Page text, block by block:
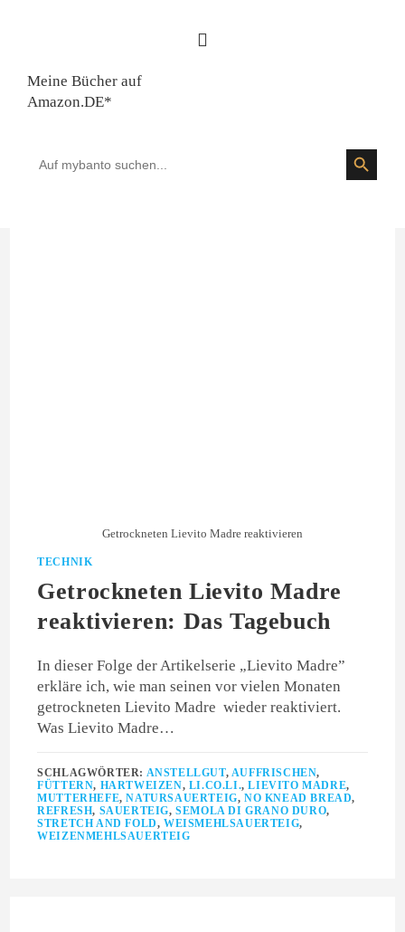
Meine Bücher auf
Amazon.DE*
for:
SEARCH BUTTON
Getrockneten Lievito Madre reaktivieren
TECHNIK
Getrockneten Lievito Madre
reaktivieren: Das Tagebuch
In dieser Folge der Artikelserie „Lievito Madre”
erkläre ich, wie man seinen vor vielen Monaten
getrockneten Lievito Madre wieder reaktiviert.
Was Lievito Madre…
SCHLAGWÖRTER: ANSTELLGUT, AUFFRISCHEN,
FÜTTERN, HARTWEIZEN, LI.CO.LI.,LIEVITO MADRE,
MUTTERHEFE,NATURSAUERTEIG,NO KNEAD BREAD,
REFRESH, SAUERTEIG,SEMOLA DI GRANO DURO,
STRETCH AND FOLD,WEISMEHLSAUERTEIG,
WEIZENMEHLSAUERTEIG